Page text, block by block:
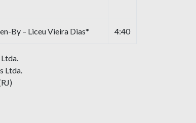
By – Liceu Vieira Dias* 4:40
Ltda.